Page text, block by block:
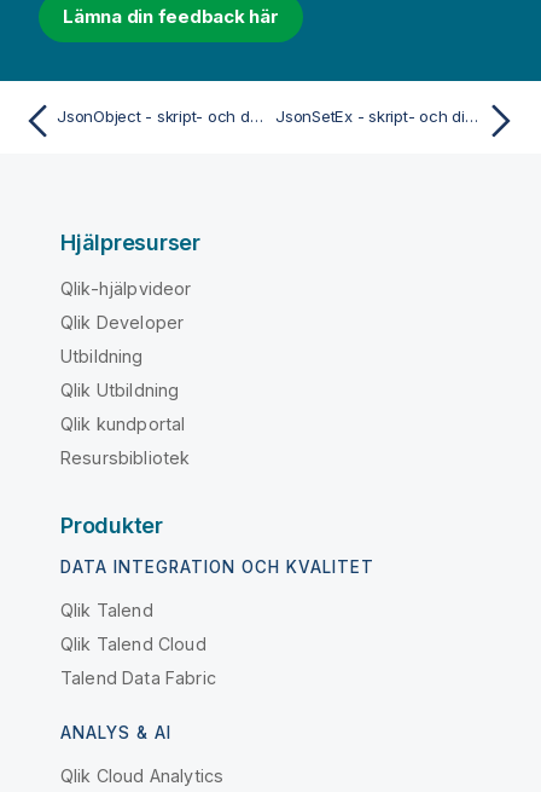
Lämna din feedback här
JsonObject - skript- och diagramfunktion JsonSetEx - skript- och diagramfunktion
Hjälpresurser
Qlik-hjälpvideor
Qlik Developer
Utbildning
Qlik Utbildning
Qlik kundportal
Resursbibliotek
Produkter
DATA INTEGRATION OCH KVALITET
Qlik Talend
Qlik Talend Cloud
Talend Data Fabric
ANALYS & AI
Qlik Cloud Analytics